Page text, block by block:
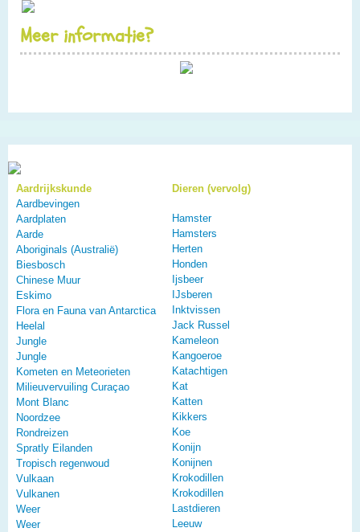
Meer informatie?
Aardrijkskunde
Aardbevingen
Aardplaten
Aarde
Aboriginals (Australië)
Biesbosch
Chinese Muur
Eskimo
Flora en Fauna van Antarctica
Heelal
Jungle
Jungle
Kometen en Meteorieten
Milieuvervuiling Curaçao
Mont Blanc
Noordzee
Rondreizen
Spratly Eilanden
Tropisch regenwoud
Vulkaan
Vulkanen
Weer
Weer
Dieren (vervolg)
Hamster
Hamsters
Herten
Honden
Ijsbeer
IJsberen
Inktvissen
Jack Russel
Kameleon
Kangoeroe
Katachtigen
Kat
Katten
Kikkers
Koe
Konijn
Konijnen
Krokodillen
Krokodillen
Lastdieren
Leeuw